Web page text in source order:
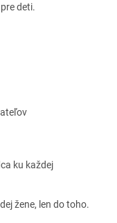
deti.
ku každej
žene, len do toho.